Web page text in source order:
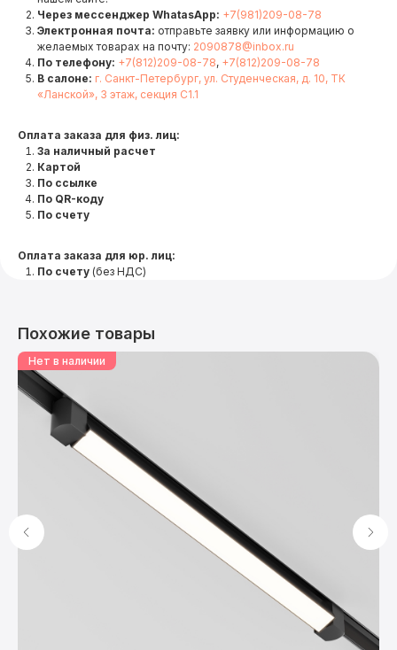
Через мессенджер WhatasApp: +7(981)209-08-78
Электронная почта: отправьте заявку или информацию о
желаемых товарах на почту: 2090878@inbox.ru
По телефону: +7(812)209-08-78, +7(812)209-08-78
В салоне: г. Санкт-Петербург, ул. Студенческая, д. 10, ТК
«Ланской», 3 этаж, секция С1.1
Оплата заказа для физ. лиц:
За наличный расчет
Картой
По ссылке
По QR-коду
По счету
Оплата заказа для юр. лиц:
По счету (без НДС)
Похожие товары